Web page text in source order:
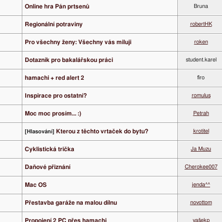
Online hra Pán prtsenů Bruna
Regionální potraviny robertHK
Pro všechny ženy: Všechny vás miluji roken
Dotazník pro bakalářskou práci student.karel
hamachi + red alert 2 firo
Inspirace pro ostatní? romulus
Moc moc prosím... :) Petrah
[Hlasování] Kterou z těchto vrtaček do bytu? krotitel
Cyklistická trička Ja Muzu
Daňové přiznání Cherokee007
Mac OS jenda^^
Přestavba garáže na malou dílnu novottom
Propojení 2 PC přes hamachi vašekp